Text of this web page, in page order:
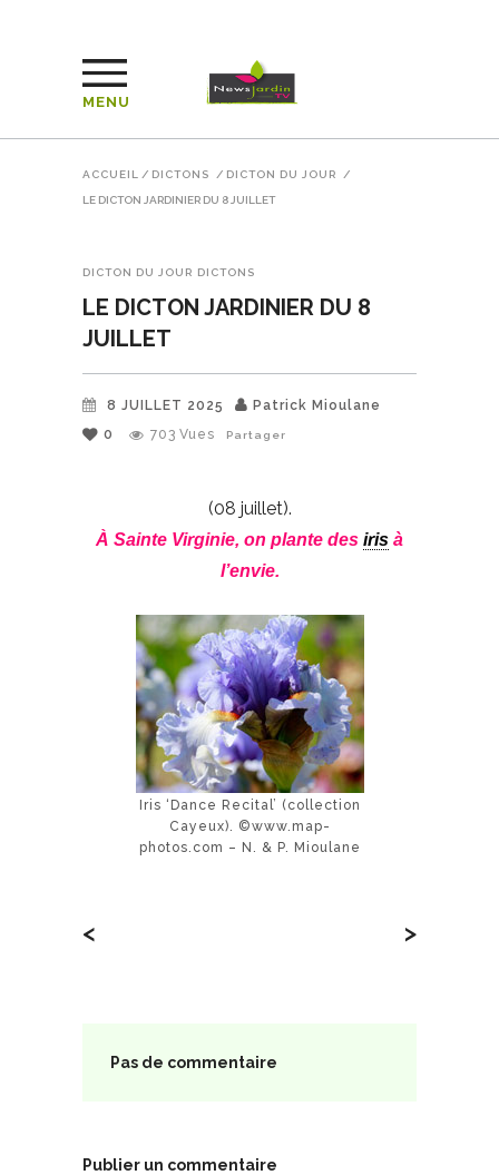
MENU
ACCUEIL / DICTONS / DICTON DU JOUR /
LE DICTON JARDINIER DU 8 JUILLET
DICTON DU JOUR DICTONS
LE DICTON JARDINIER DU 8
JUILLET
8 JUILLET 2025
Patrick Mioulane
0
703 Vues Partager
(08 juillet).
À Sainte Virginie, on plante des iris à
l’envie.
Iris ‘Dance Recital’ (collection
Cayeux). ©www.map-
photos.com – N. & P. Mioulane
< >
Pas de commentaire
Publier un commentaire